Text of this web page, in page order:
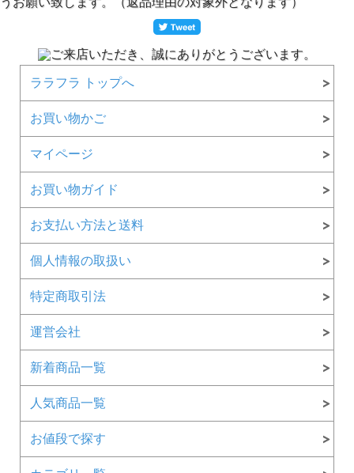
ララフラ トップへ
お買い物かご
マイページ
お買い物ガイド
お支払い方法と送料
個人情報の取扱い
特定商取引法
運営会社
新着商品一覧
人気商品一覧
お値段で探す